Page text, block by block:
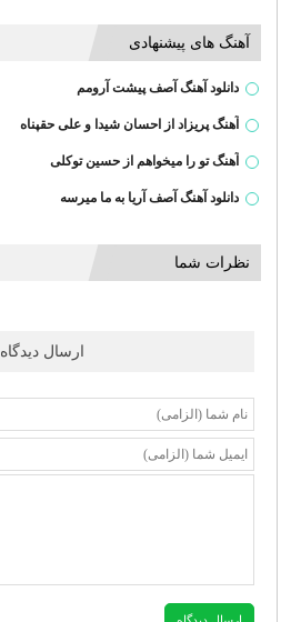
آهنگ های پیشنهادی
دانلود آهنگ آصف پیشت آرومم
آهنگ پریزاد از احسان شیدا و علی حقپناه
آهنگ تو را میخواهم از حسین توکلی
دانلود آهنگ آصف آریا به ما میرسه
نظرات شما
ارسال دیدگاه